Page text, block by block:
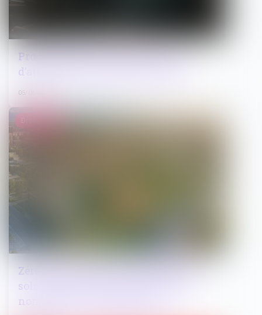
Procès-verbal électronique : pas
d’attestation de conformité exigée
05/06/2026
Zéro artificialisation nette (ZAN) des
sols : après la loi climat de 2021, de
nombreux assouplissements
Droit public